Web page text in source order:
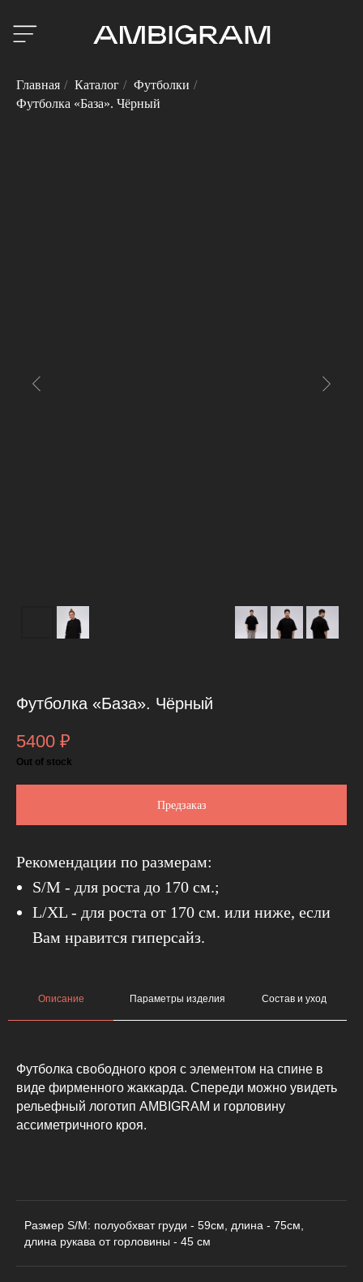
Главная / Каталог / Футболки /
Футболка «База». Чёрный
Футболка «База». Чёрный
5400 ₽
Out of stock
Предзаказ
Рекомендации по размерам:
S/M - для роста до 170 см.;
L/XL - для роста от 170 см. или ниже, если
Вам нравится гиперсайз.
Описание Параметры изделия Состав и уход
Футболка свободного кроя с элементом на спине в
виде фирменного жаккарда. Спереди можно увидеть
рельефный логотип AMBIGRAM и горловину
ассиметричного кроя.
Размер S/M: полуобхват груди - 59см, длина - 75см,
длина рукава от горловины - 45 см